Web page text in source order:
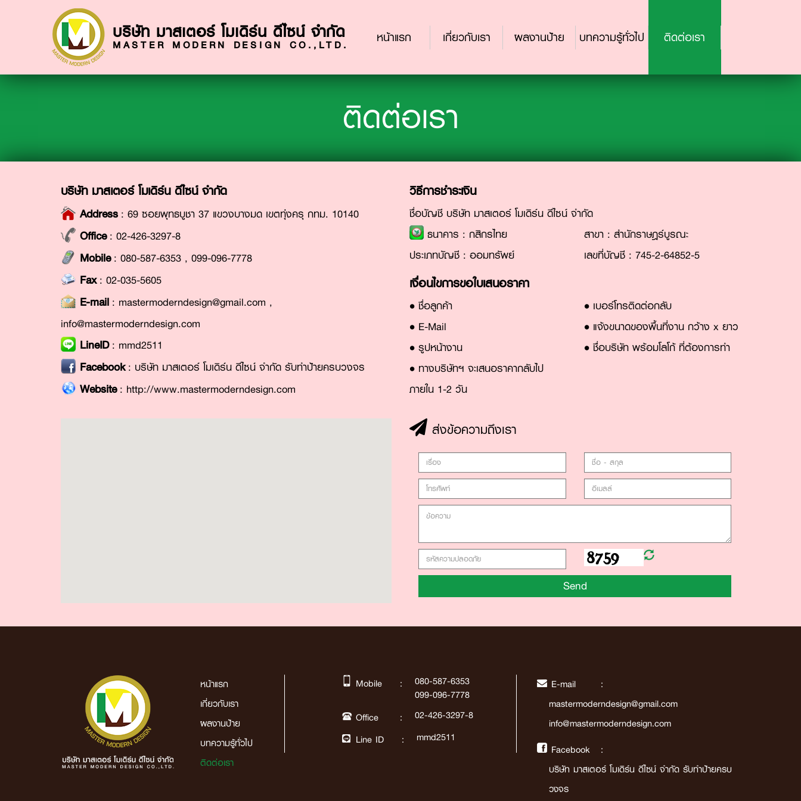
บริษัท มาสเตอร์ โมเดิร์น ดีไซน์ จำกัด
MASTER MODERN DESIGN CO.,LTD. หน้าแรก(current)เกี่ยวกับเรา ผลงานป้าย บทความรู้ทั่วไป ติดต่อเรา
ติดต่อเรา
บริษัท มาสเตอร์ โมเดิร์น ดีไซน์ จำกัด
Address : 69 ซอยพุทธบูชา 37 แขวงบางมด เขตทุ่งครุ กทม. 10140
Office : 02-426-3297-8
Mobile : 080-587-6353, 099-096-7778
Fax : 02-035-5605
E-mail : mastermoderndesign@gmail.com ,
info@mastermoderndesign.com
LineID : mmd2511
Facebook : บริษัท มาสเตอร์ โมเดิร์น ดีไซน์ จำกัด รับทำป้ายครบวงจร
Website : http://www.mastermoderndesign.com
วิธีการชำระเงิน
ชื่อบัญชี บริษัท มาสเตอร์ โมเดิร์น ดีไซน์ จำกัด
ธนาคาร : กสิกรไทย
สาขา : สำนักราษฎร์บูรณะ
ประเภทบัญชี : ออมทรัพย์
เลขที่บัญชี : 745-2-64852-5
เงื่อนไขการขอใบเสนอราคา
• ชื่อลูกค้า
• เบอร์โทรติดต่อกลับ
• E-Mail
• แจ้งขนาดของพื้นที่งาน กว้าง x ยาว
• รูปหน้างาน
• ชื่อบริษัท พร้อมโลโก้ ที่ต้องการทำ
• ทางบริษัทฯ จะเสนอราคากลับไป
ภายใน 1-2 วัน
ส่งข้อความถึงเรา
Send
หน้าแรก
เกี่ยวกับเรา
ผลงานป้าย
บทความรู้ทั่วไป
ติดต่อเรา
Mobile :
080-587-6353
099-096-7778
Office :
02-426-3297-8
Line ID :
mmd2511
E-mail :
mastermoderndesign@gmail.com
info@mastermoderndesign.com
Facebook :
บริษัท มาสเตอร์ โมเดิร์น ดีไซน์ จำกัด รับทำป้ายครบ
วงจร